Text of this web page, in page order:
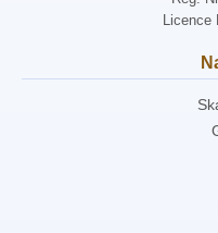
Licence